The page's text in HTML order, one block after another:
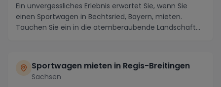
Ein unvergessliches Erlebnis erwartet Sie, wenn Sie
einen Sportwagen in Bechtsried, Bayern, mieten.
Tauchen Sie ein in die atemberaubende Landschaft
Sportwagen mieten in Regis-Breitingen
Sachsen